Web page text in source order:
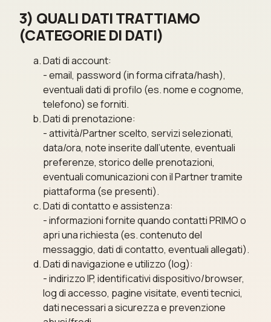
3) QUALI DATI TRATTIAMO
(CATEGORIE DI DATI)
Dati di account:
- email, password (in forma cifrata/hash),
eventuali dati di profilo (es. nome e cognome,
telefono) se forniti.
Dati di prenotazione:
- attività/Partner scelto, servizi selezionati,
data/ora, note inserite dall’utente, eventuali
preferenze, storico delle prenotazioni,
eventuali comunicazioni con il Partner tramite
piattaforma (se presenti).
Dati di contatto e assistenza:
- informazioni fornite quando contatti PRIMO o
apri una richiesta (es. contenuto del
messaggio, dati di contatto, eventuali allegati).
Dati di navigazione e utilizzo (log):
- indirizzo IP, identificativi dispositivo/browser,
log di accesso, pagine visitate, eventi tecnici,
dati necessari a sicurezza e prevenzione